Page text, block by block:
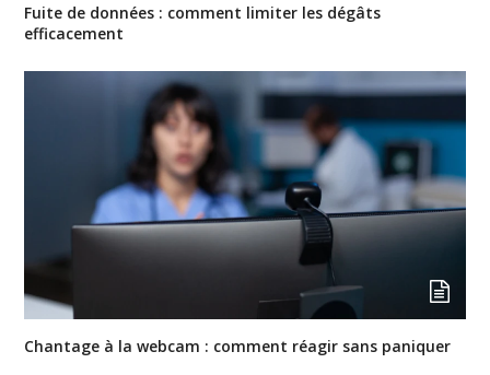
Fuite de données : comment limiter les dégâts
efficacement
Chantage à la webcam : comment réagir sans paniquer